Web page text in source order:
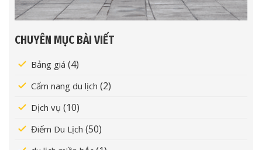
CHUYÊN MỤC BÀI VIẾT
Bảng giá (4)
Cẩm nang du lịch (2)
Dịch vụ (10)
Điểm Du Lịch (50)